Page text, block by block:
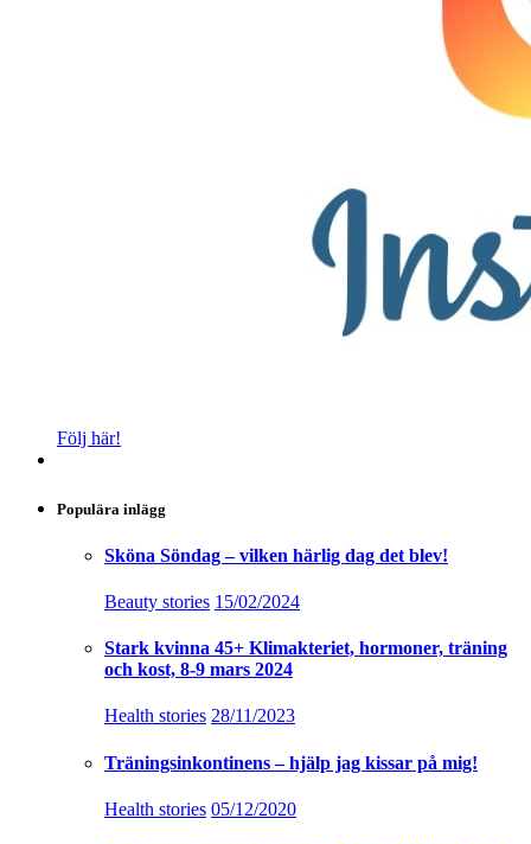
Följ här!
Populära inlägg
Sköna Söndag – vilken härlig dag det blev!
Beauty stories 15/02/2024
Stark kvinna 45+ Klimakteriet, hormoner, träning
och kost, 8-9 mars 2024
Health stories 28/11/2023
Träningsinkontinens – hjälp jag kissar på mig!
Health stories 05/12/2020